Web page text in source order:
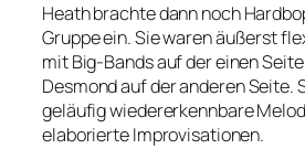
Heath brachte dann noch
Gruppe ein. Sie waren äußerst
mit Big-Bands auf der einen
Desmond auf der anderen Seite.
geläufig wiedererkennbare
elaborierte Improvisationen.